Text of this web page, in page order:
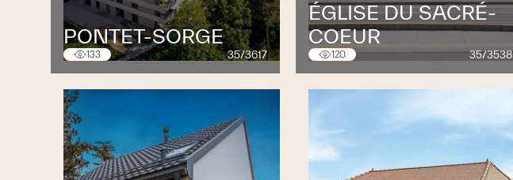
PONTET-SORGE
133 35/3617
ÉGLISE DU SACRÉ-
COEUR
120 35/3538